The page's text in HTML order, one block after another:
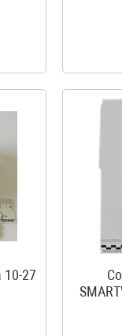
10-27